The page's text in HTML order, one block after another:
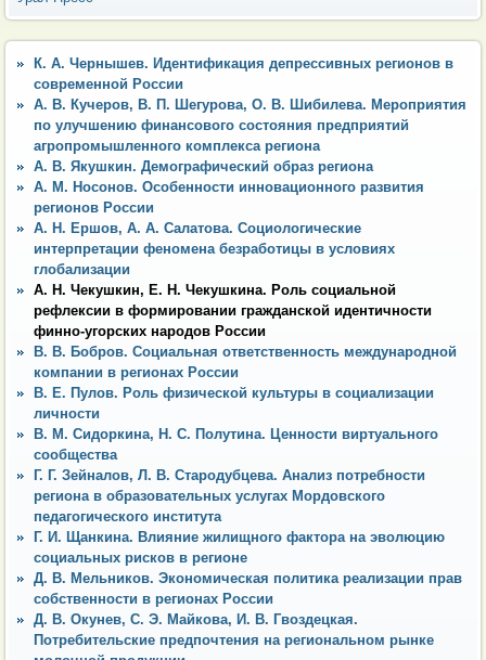
К. А. Чернышев. Идентификация депрессивных регионов в
современной России
А. В. Кучеров, В. П. Шегурова, О. В. Шибилева. Мероприятия
по улучшению финансового состояния предприятий
агропромышленного комплекса региона
А. В. Якушкин. Демографический образ региона
А. М. Носонов. Особенности инновационного развития
регионов России
А. Н. Ершов, А. А. Салатова. Социологические
интерпретации феномена безработицы в условиях
глобализации
А. Н. Чекушкин, Е. Н. Чекушкина. Роль социальной
рефлексии в формировании гражданской идентичности
финно-угорских народов России
В. В. Бобров. Социальная ответственность международной
компании в регионах России
В. Е. Пулов. Роль физической культуры в социализации
личности
В. М. Сидоркина, Н. С. Полутина. Ценности виртуального
сообщества
Г. Г. Зейналов, Л. В. Стародубцева. Анализ потребности
региона в образовательных услугах Мордовского
педагогического института
Г. И. Щанкина. Влияние жилищного фактора на эволюцию
социальных рисков в регионе
Д. В. Мельников. Экономическая политика реализации прав
собственности в регионах России
Д. В. Окунев, С. Э. Майкова, И. В. Гвоздецкая.
Потребительские предпочтения на региональном рынке